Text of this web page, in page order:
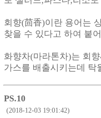
회향(茴香)이란 용어는
찾을 수 있다고 하여 붙
화향차(마라톤차)는 회
가스를 배출시키는데 탁
PS.10
(2018-12-03 19:01:42)